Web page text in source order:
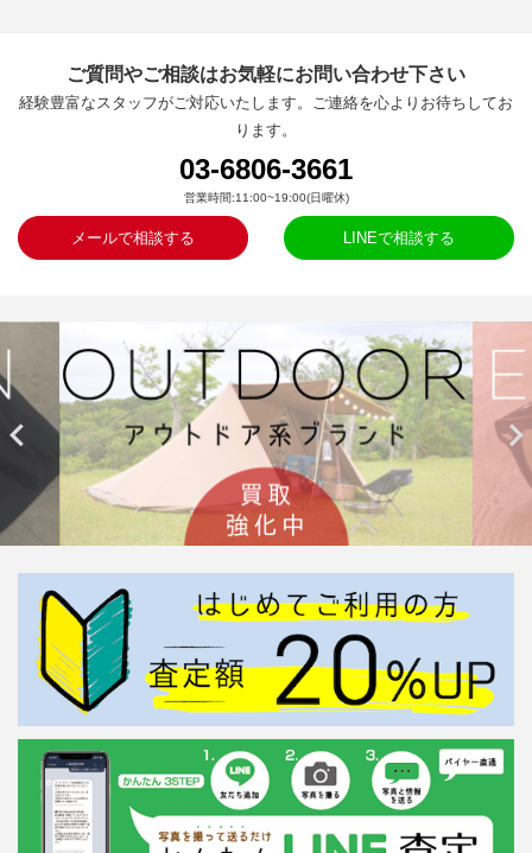
ご質問やご相談はお気軽にお問い合わせ下さい
経験豊富なスタッフがご対応いたします。ご連絡を心よりお待ちしてお
ります。
03-6806-3661
営業時間:11:00~19:00(日曜休)
メールで相談する LINEで相談する
 